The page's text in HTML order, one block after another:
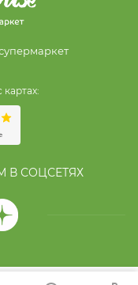
В СОЦСЕТЯХ